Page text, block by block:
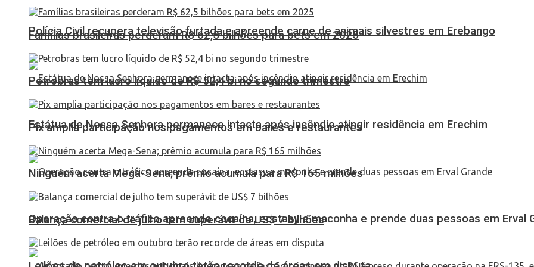
Polícia Civil recupera televisão furtada e apreende carne de animais silvestres em Erebango
Estátua de Nossa Senhora permanece intacta após incêndio atingir residência em Erechim
Operação contra o tráfico apreende cocaína, ecstasy e maconha e prende duas pessoas em Erval
Famílias brasileiras perderam R$ 62,5 bilhões para bets em 2025
Petrobras tem lucro líquido de R$ 52,4 bi no segundo trimestre
Pix amplia participação nos pagamentos em bares e restaurantes
Ninguém acerta Mega-Sena; prêmio acumula para R$ 165 milhões
Balança comercial de julho tem superávit de US$ 7 bilhões